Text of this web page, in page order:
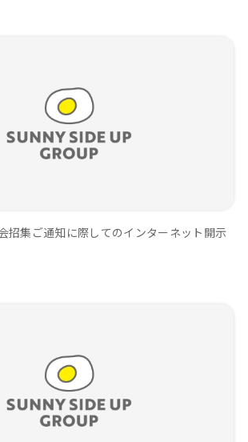
招集ご通知に際してのインターネット開示